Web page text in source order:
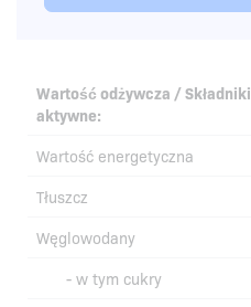
Wartość odżywcza / Składniki
aktywne:
Wartość energetyczna
Tłuszcz
Węglowodany
- w tym cukry